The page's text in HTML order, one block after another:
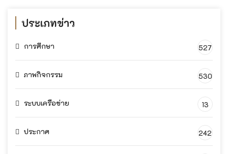
ประเภทข่าว
การศึกษา 527
ภาพกิจกรรม 530
ระบบเครือข่าย 13
ประกาศ 242